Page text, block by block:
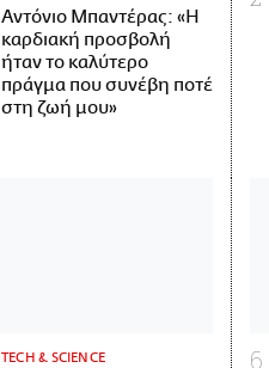
Αντόνιο Μπαντέρας: «Η
καρδιακή προσβολή
ήταν το καλύτερο
πράγμα που συνέβη ποτέ
στη ζωή μου»
ΤECH & SCIENCE